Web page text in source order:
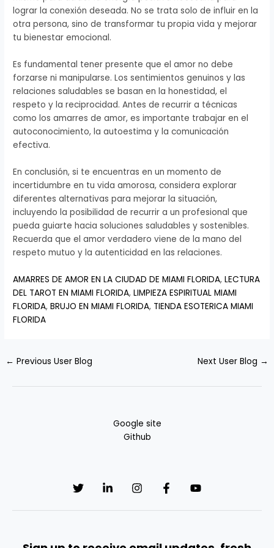
lograr la conexión deseada. No se trata solo de influir en la
otra persona, sino de transformar tu propia vida y mejorar
tu bienestar emocional.
Es fundamental tener presente que el amor no debe
forzarse ni manipularse. Los sentimientos genuinos y las
relaciones saludables se basan en la honestidad, el
respeto y la reciprocidad. Antes de recurrir a técnicas
como los amarres de amor, es importante trabajar en el
autoconocimiento, la autoestima y la comunicación
efectiva.
En conclusión, si te encuentras en un momento de
incertidumbre en tu vida amorosa, considera explorar
diferentes alternativas para mejorar la situación,
incluyendo la posibilidad de recurrir a un profesional que
pueda guiarte hacia soluciones saludables y sostenibles.
Recuerda que el amor verdadero viene de la mano del
respeto mutuo y la autenticidad en las relaciones.
AMARRES DE AMOR EN LA CIUDAD DE MIAMI FLORIDA,LECTURA
DEL TAROT EN MIAMI FLORIDA,LIMPIEZA ESPIRITUAL MIAMI
FLORIDA,BRUJO EN MIAMI FLORIDA, TIENDA ESOTERICA MIAMI
FLORIDA
← Previous User Blog Next User Blog →
Google site
Github